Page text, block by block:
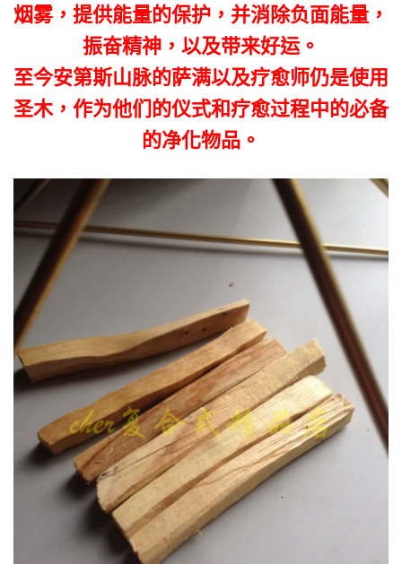
烟雾，提供能量的保护，并消除负面能量，
振奋精神，以及带来好运。
至今安第斯山脉的萨满以及疗愈师仍是使用
圣木，作为他们的仪式和疗愈过程中的必备
的净化物品。